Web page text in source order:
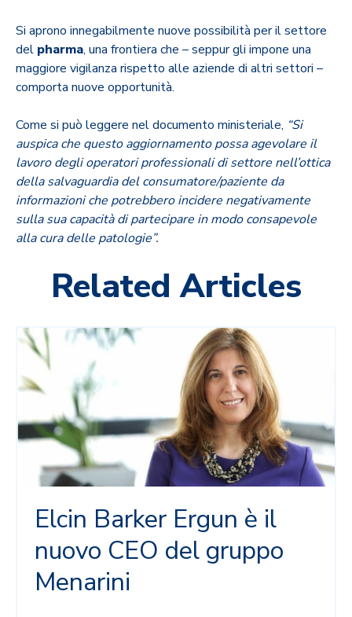
Si aprono innegabilmente nuove possibilità per il settore
del pharma, una frontiera che – seppur gli impone una
maggiore vigilanza rispetto alle aziende di altri settori –
comporta nuove opportunità.
Come si può leggere nel documento ministeriale, “Si
auspica che questo aggiornamento possa agevolare il
lavoro degli operatori professionali di settore nell’ottica
della salvaguardia del consumatore/paziente da
informazioni che potrebbero incidere negativamente
sulla sua capacità di partecipare in modo consapevole
alla cura delle patologie”.
Related Articles
Elcin Barker Ergun è il
nuovo CEO del gruppo
Menarini